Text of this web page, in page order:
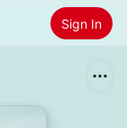
Sign In